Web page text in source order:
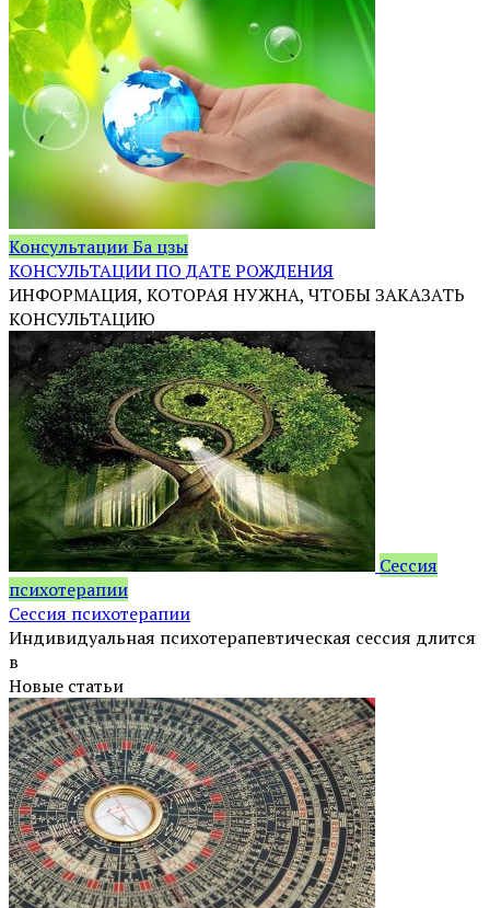
Консультации Ба цзы
КОНСУЛЬТАЦИИ ПО ДАТЕ РОЖДЕНИЯ
ИНФОРМАЦИЯ, КОТОРАЯ НУЖНА, ЧТОБЫ ЗАКАЗАТЬ
КОНСУЛЬТАЦИЮ
Сессия
психотерапии
Сессия психотерапии
Индивидуальная психотерапевтическая сессия длится
в
Новые статьи